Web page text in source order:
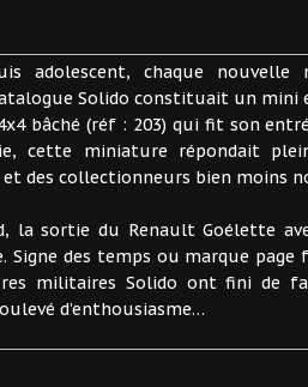
adolescent, chaque
Solido constituait un mini
bâché (réf : 203) qui fit son
cette miniature répondait
des collectionneurs bien moins
la sortie du Renault Goélette
Signe des temps ou marque
militaires Solido ont fini de
d’enthousiasme…